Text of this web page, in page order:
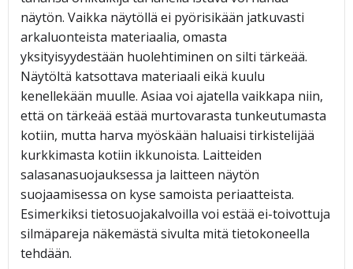
näytön. Vaikka näytöllä ei pyörisikään jatkuvasti
arkaluonteista materiaalia, omasta
yksityisyydestään huolehtiminen on silti tärkeää.
Näytöltä katsottava materiaali eikä kuulu
kenellekään muulle. Asiaa voi ajatella vaikkapa niin,
että on tärkeää estää murtovarasta tunkeutumasta
kotiin, mutta harva myöskään haluaisi tirkistelijää
kurkkimasta kotiin ikkunoista. Laitteiden
salasanasuojauksessa ja laitteen näytön
suojaamisessa on kyse samoista periaatteista.
Esimerkiksi tietosuojakalvoilla voi estää ei-toivottuja
silmäpareja näkemästä sivulta mitä tietokoneella
tehdään.